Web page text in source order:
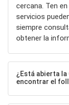
cercana. Ten
servicios
siempre
obtener la
¿Está abierta la
encontrar el